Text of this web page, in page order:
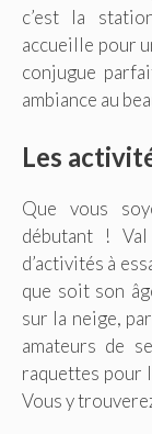
c’est la
accueille pour
conjugue
ambiance au
Les
Que vous
débutant !
d’activités à
que soit son
sur la neige,
amateurs de
raquettes pour
Vous y